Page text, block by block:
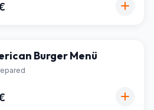
Burger Menü